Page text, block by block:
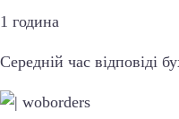
1 година
Середній час відповіді